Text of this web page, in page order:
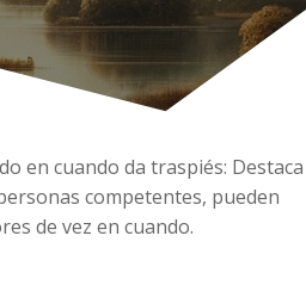
en cuando da traspiés: Destaca
competentes, pueden
de vez en cuando.